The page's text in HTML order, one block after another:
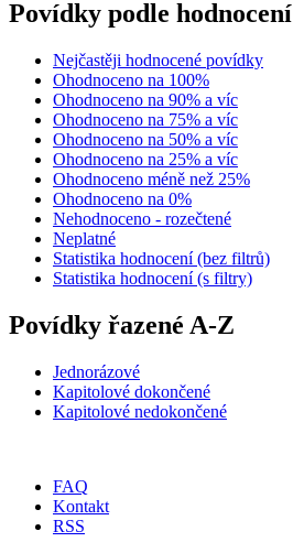
Povídky podle hodnocení
Nejčastěji hodnocené povídky
Ohodnoceno na 100%
Ohodnoceno na 90% a víc
Ohodnoceno na 75% a víc
Ohodnoceno na 50% a víc
Ohodnoceno na 25% a víc
Ohodnoceno méně než 25%
Ohodnoceno na 0%
Nehodnoceno - rozečtené
Neplatné
Statistika hodnocení (bez filtrů)
Statistika hodnocení (s filtry)
Povídky řazené A-Z
Jednorázové
Kapitolové dokončené
Kapitolové nedokončené
FAQ
Kontakt
RSS